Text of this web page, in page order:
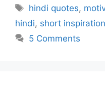
Tags
hindi quotes,
hindi, short
5 Comments